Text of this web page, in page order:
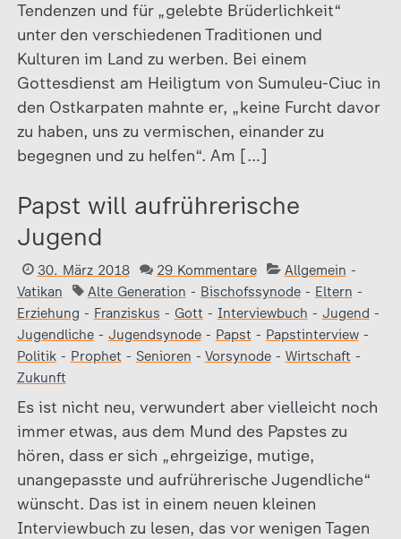
Tendenzen und für „gelebte Brüderlichkeit“
unter den verschiedenen Traditionen und
Kulturen im Land zu werben. Bei einem
Gottesdienst am Heiligtum von Sumuleu-Ciuc in
den Ostkarpaten mahnte er, „keine Furcht davor
zu haben, uns zu vermischen, einander zu
begegnen und zu helfen“. Am […]
Papst will aufrührerische
Jugend
30. März 2018 29 Kommentare Allgemein -
Vatikan
Alte Generation - Bischofssynode- Eltern -
Erziehung - Franziskus - Gott - Interviewbuch - Jugend -
Jugendliche- Jugendsynode- Papst - Papstinterview-
Politik- Prophet - Senioren - Vorsynode- Wirtschaft -
Zukunft
Es ist nicht neu, verwundert aber vielleicht noch
immer etwas, aus dem Mund des Papstes zu
hören, dass er sich „ehrgeizige, mutige,
unangepasste und aufrührerische Jugendliche“
wünscht. Das ist in einem neuen kleinen
Interviewbuch zu lesen, das vor wenigen Tagen